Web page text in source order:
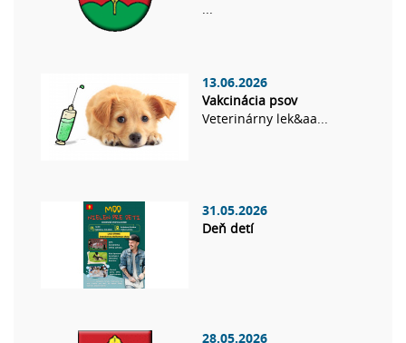
...
13.06.2026
Vakcinácia psov
Veterinárny lek&aa...
31.05.2026
Deň detí
28.05.2026